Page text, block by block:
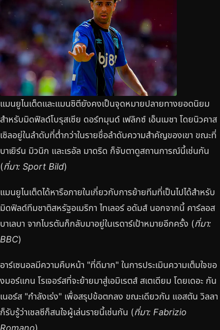
แมนยูไนเต็ดและแมนซิตียังคงเป็นจุดหมายปลายทางยอดนิยม
สำหรับมิดฟิลด์โบรุสเซีย ดอร์ทมุนด์ เฟลิกซ์ เอ็นเมชา โดยนิวคาส
เซิลอยู่ในลำดับที่ต่ำกว่าในรายชื่อลำดับความสำคัญของเขา ขณะที่
บาเยิร์น มิวนิก และเรอัล มาดริด ก็จับตาดูสถานการณ์นี้เช่นกัน
(ที่มา: Sport Bild)
แมนยูไนเต็ดได้หารือภายในเกี่ยวกับการย้ายทีมที่เป็นไปได้สำหรับ
มิดฟิลด์ทีมชาติสหรัฐอเมริกา ไทเลอร์ อดัมส์ นอกจากนี้ คาร์ลอส
บาเลบา จากไบรตันก็กลับมาอยู่ในเรดาร์เป้าหมายอีกครั้ง (ที่มา:
BBC)
อาร์เซนอลมีความคืบหน้า "ที่ดีมาก" ในการประเมินความเต็มใจขอ
งมอร์แกน โรเจอร์สที่จะย้ายมาสู่เอมิเรตส์ สเตเดียม โดยเดอะ กัน
เนอร์ส "กำลังเร่ง" เพื่อสรุปข้อตกลง ขณะเดียวกัน แอสตัน วิลลา
ก็รับรู้ว่าเชลซีก็สนใจผู้เล่นรายนี้เช่นกัน (ที่มา: Fabrizio
Romano)